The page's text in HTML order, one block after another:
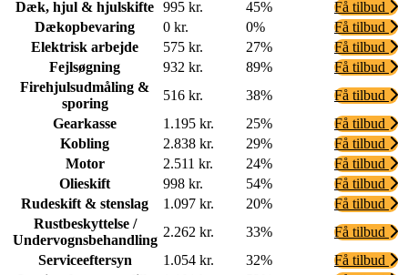
Dæk, hjul & hjulskifte 995 kr. 45%
Få tilbud
Dækopbevaring
0 kr. 0%
Få tilbud
Elektrisk arbejde
575 kr. 27%
Få tilbud
Fejlsøgning
932 kr. 89%
Få tilbud
Firehjulsudmåling &
sporing
516 kr. 38%
Få tilbud
Gearkasse
1.195 kr. 25%
Få tilbud
Kobling
2.838 kr. 29%
Få tilbud
Motor
2.511 kr. 24%
Få tilbud
Olieskift
998 kr. 54%
Få tilbud
Rudeskift & stenslag
1.097 kr. 20%
Få tilbud
Rustbeskyttelse /
Undervognsbehandling
2.262 kr. 33%
Få tilbud
Serviceeftersyn
1.054 kr. 32%
Få tilbud